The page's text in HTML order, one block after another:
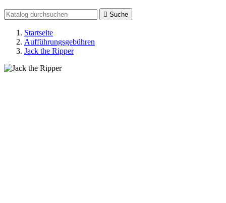
 Suche
Startseite
Aufführungsgebühren
Jack the Ripper